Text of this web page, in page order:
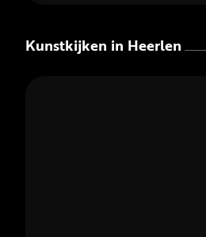
Kunstkijken in Heerlen